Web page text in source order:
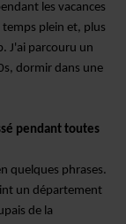
les vacances
plein et, plus
J'ai parcouru un
, dormir dans une
pendant toutes
quelques phrases.
un département
de la